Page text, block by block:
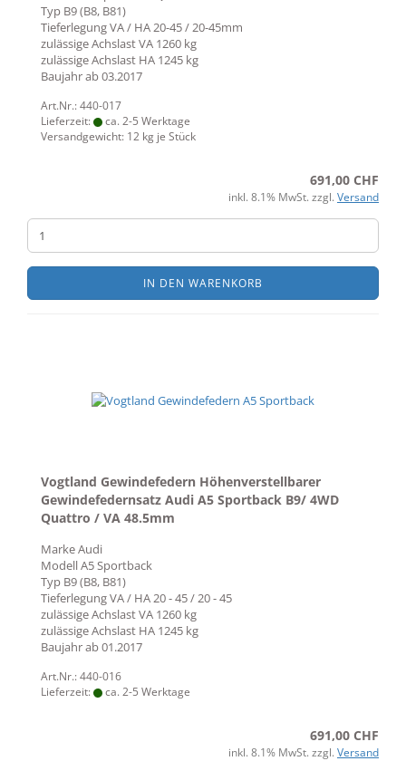
Typ B9 (B8, B81)
Tieferlegung VA / HA20-45 / 20-45mm
zulässige Achslast VA 1260 kg
zulässige Achslast HA 1245 kg
Baujahr ab03.2017
Art.Nr.: 440-017
Lieferzeit:
ca. 2-5 Werktage
Versandgewicht: 12 kg je Stück
691,00 CHF
inkl. 8.1% MwSt. zzgl. Versand
IN DEN WARENKORB
Vogtland Gewindefedern Höhenverstellbarer
Gewindefedernsatz Audi A5 Sportback B9/ 4WD
Quattro / VA 48.5mm
MarkeAudi
ModellA5 Sportback
Typ B9 (B8, B81)
Tieferlegung VA / HA20 - 45 / 20 - 45
zulässige Achslast VA 1260 kg
zulässige Achslast HA 1245 kg
Baujahr ab01.2017
Art.Nr.: 440-016
Lieferzeit:
ca. 2-5 Werktage
691,00 CHF
inkl. 8.1% MwSt. zzgl. Versand